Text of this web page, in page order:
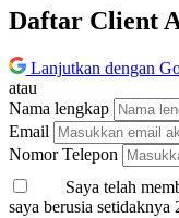
Daftar Client
Lanjutkan dengan
atau
Nama lengkap
Email
Nomor Telepon
Saya telah
saya berusia setidaknya